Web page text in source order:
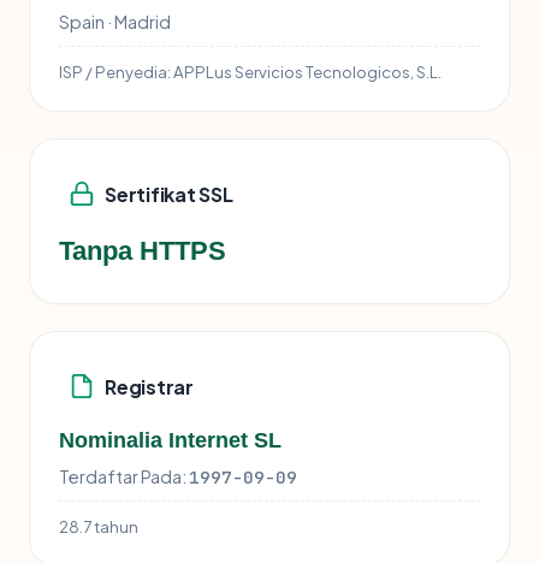
Spain · Madrid
ISP / Penyedia:APPLus Servicios Tecnologicos, S.L.
Sertifikat SSL
Tanpa HTTPS
Registrar
Nominalia Internet SL
Terdaftar Pada: 1997-09-09
28.7 tahun